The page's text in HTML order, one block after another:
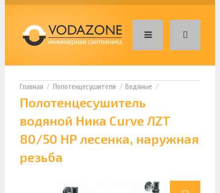
Полотенцесушители Водяные
Полотенцесушитель
водяной Ника Curve ЛZT
80/50 НР лесенка, наружная
резьба